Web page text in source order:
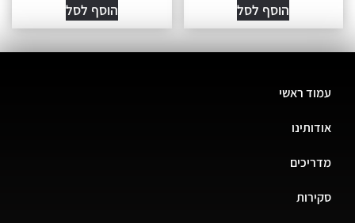
הוסף לסל הוסף לסל
עמוד ראשי
אודותינו
מדריכים
סקירות